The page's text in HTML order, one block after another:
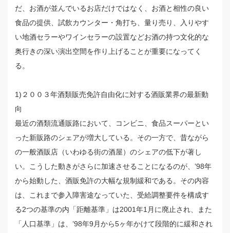
だ、お酒が並んでいるお店だけではなく、お酒と相性の良い
食品の提供、試飲カウンター・角打ち、量り売り、入りやす
い地酒セラーやワインセラーの設置などお酒の持つ文化的な
奥行きの深い演出空間を作り上げることが重要になってく
る。
1)２００３年酒類販売免許自由化に対する酒販業界の最新動
向
最近の酒類流通販路において、コンビニ、食品スーパーとい
った新販路のシェアが増大している。その一方で、昔ながら
の一般酒販店（いわゆる街の酒屋）のシェアの低下が著し
い。こうした動きがさらに加速させることになるのが、’98年
から始動した、酒販免許の大幅な規制緩和である。その内容
は、これまで参入障害途なっていた、受給調整要件を構成す
る2つの基準の内「距離基準」は2001年1月に廃止され、また
「人口基準」は、’98年9月から5ヶ年かけて段階的に緩和され